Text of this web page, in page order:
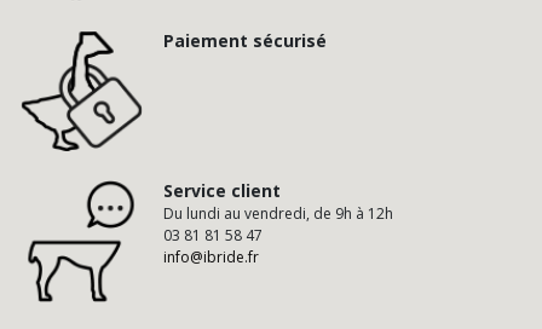
Paiement sécurisé
Service client
Du lundi au vendredi, de 9h à 12h
03 81 81 58 47
info@ibride.fr